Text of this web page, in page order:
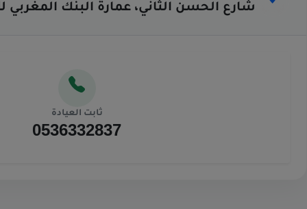
شارع الحسن الثاني، عمارة البنك المغربي
ثابت العيادة
0536332837